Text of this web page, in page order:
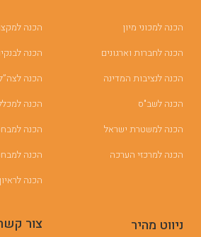
הכנה למכוני מיון
הכנה לחברות וארגונים
הכנה לנציבות המדינה
הכנה לשב"ס
הכנה למשטרת ישראל
הכנה למרכזי הערכה
הכנה
הכנה
הכנה
הכנה
הכנה
הכנה
הכנה
ניווט מהיר צור